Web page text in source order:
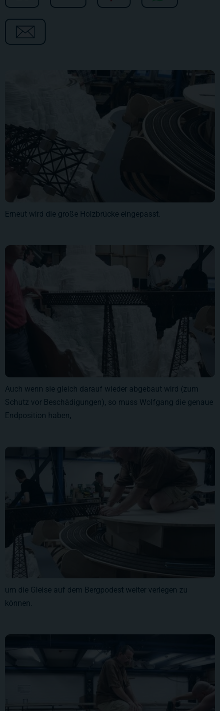
Erneut wird die große Holzbrücke eingepasst.
Auch wenn sie gleich darauf wieder abgebaut wird (zum
Schutz vor Beschädigungen), so muss Wolfgang die genaue
Endposition haben,
um die Gleise auf dem Bergpodest weiter verlegen zu
können.